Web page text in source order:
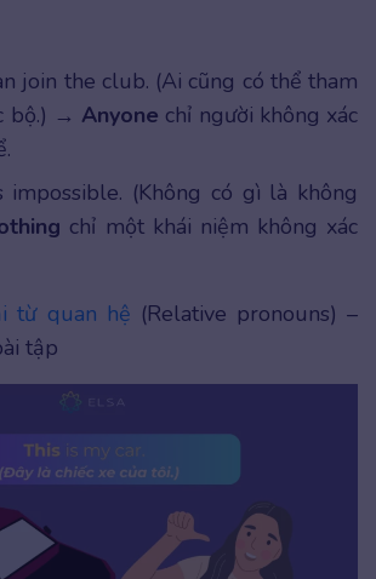
join the club. (Ai cũng có thể tham
bộ.) → Anyone chỉ người không xác
impossible. (Không có gì là không
chỉ một khái niệm không xác
từ quan hệ (Relative pronouns) –
tập